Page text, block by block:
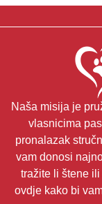
Naša misija je
vlasnicima
pronalazak
vam donosi
tražite li štene
ovdje kako bi